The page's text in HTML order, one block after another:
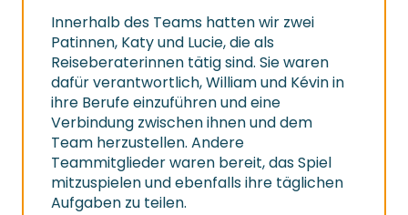
Innerhalb des Teams hatten wir zwei
Patinnen, Katy und Lucie, die als
Reiseberaterinnen tätig sind. Sie waren
dafür verantwortlich, William und Kévin in
ihre Berufe einzuführen und eine
Verbindung zwischen ihnen und dem
Team herzustellen. Andere
Teammitglieder waren bereit, das Spiel
mitzuspielen und ebenfalls ihre täglichen
Aufgaben zu teilen.